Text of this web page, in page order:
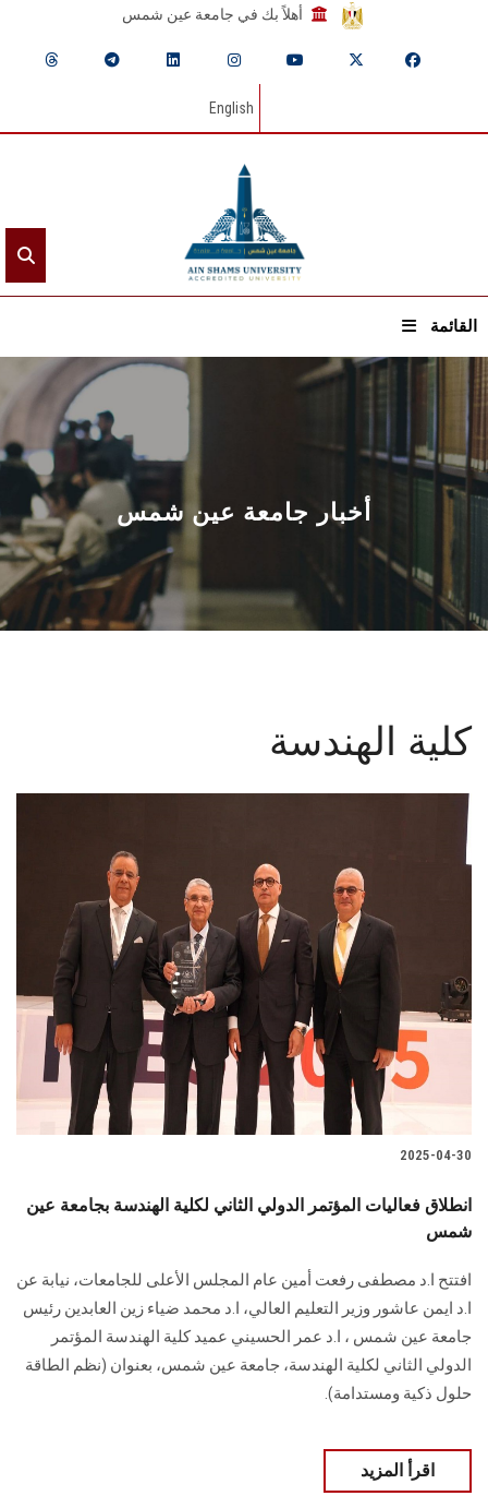
أهلاً بك في جامعة عين شمس
English
القائمة
الرئيسيـة
عن الجامعة
القطاعـات
الشئون الأكاديمية
البحث العلمي
تواصل معنا
الطلاب
هيئة التدريس
الدراسات العليا
الزائـرون
سجل الان
أخبار جامعة عين شمس
كلية الهندسة
2025-04-30
انطلاق فعاليات المؤتمر الدولي الثاني لكلية الهندسة بجامعة عين
شمس
افتتح ا.د مصطفى رفعت أمين عام المجلس الأعلى للجامعات، نيابة عن
ا.د ايمن عاشور وزير التعليم العالي، ا.د محمد ضياء زين العابدين رئيس
جامعة عين شمس ، ا.د عمر الحسيني عميد كلية الهندسة المؤتمر
الدولي الثاني لكلية الهندسة، جامعة عين شمس، بعنوان (نظم الطاقة
حلول ذكية ومستدامة).
اقرأ المزيد